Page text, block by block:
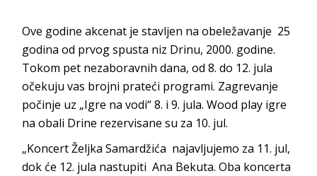
Ove godine akcenat je stavljen na obeležavanje 25
godina od prvog spusta niz Drinu, 2000. godine.
Tokom pet nezaboravnih dana, od 8. do 12. jula
očekuju vas brojni prateći programi. Zagrevanje
počinje uz „Igre na vodi“ 8. i 9. jula. Wood play igre
na obali Drine rezervisane su za 10. jul.
„Koncert Željka Samardžića najavljujemo za 11. jul,
dok će 12. jula nastupiti Ana Bekuta. Oba koncerta